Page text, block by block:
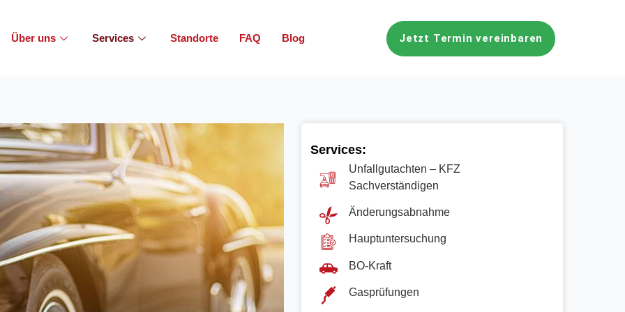
Über uns Services Standorte FAQ Blog Jetzt Termin vereinbaren
Services:
Unfallgutachten – KFZ
Sachverständigen
Änderungsabnahme
Hauptuntersuchung
BO-Kraft
Gasprüfungen